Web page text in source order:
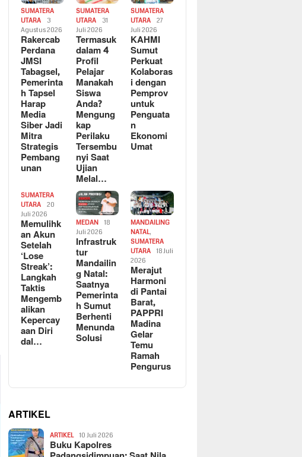
SUMATERA
UTARA
3
Agustus 2026
Rakercab
Perdana
JMSI
Tabagsel,
Pemerinta
h Tapsel
Harap
Media
Siber Jadi
Mitra
Strategis
Pembang
unan
SUMATERA
UTARA
31
Juli 2026
Termasuk
dalam 4
Profil
Pelajar
Manakah
Siswa
Anda?
Mengung
kap
Perilaku
Tersembu
nyi Saat
Ujian
Melal…
SUMATERA
UTARA
27
Juli 2026
KAHMI
Sumut
Perkuat
Kolaboras
i dengan
Pemprov
untuk
Penguata
n
Ekonomi
Umat
SUMATERA
UTARA
20
Juli 2026
Memulihk
an Akun
Setelah
‘Lose
Streak’:
Langkah
Taktis
Mengemb
alikan
Kepercay
aan Diri
dal…
MEDAN
18
Juli 2026
Infrastruk
tur
Mandailin
g Natal:
Saatnya
Pemerinta
h Sumut
Berhenti
Menunda
Solusi
MANDAILING
NATAL,
SUMATERA
UTARA
18 Juli
2026
Merajut
Harmoni
di Pantai
Barat,
PAPPRI
Madina
Gelar
Temu
Ramah
Pengurus
ARTIKEL
ARTIKEL 10 Juli 2026
Buku Kapolres